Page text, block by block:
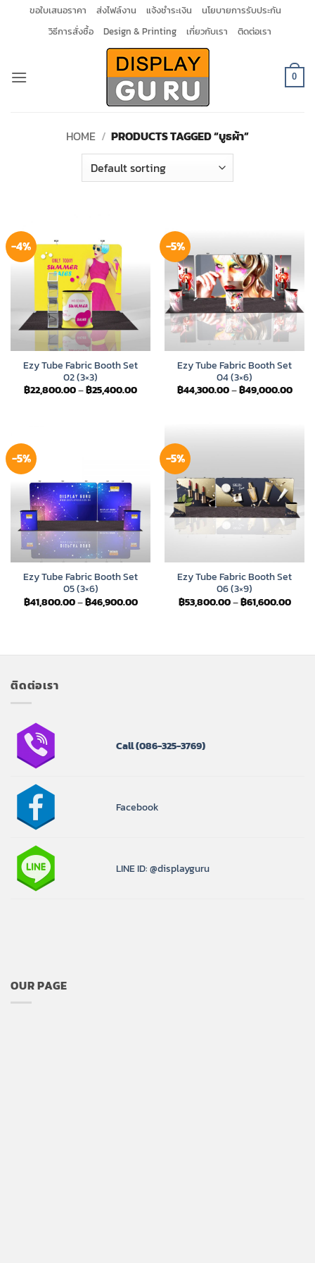
ขอใบเสนอราคา ส่งไฟล์งาน แจ้งชำระเงิน
นโยบายการรับประกัน
วิธีการสั่งซื้อ
Design & Printing เกี่ยวกับเรา ติดต่อเรา
0
HOME / PRODUCTS TAGGED “บูธผ้า”
-4%
Ezy Tube Fabric Booth Set
02 (3×3)
฿22,800.00–฿25,400.00Price
-5%
Ezy Tube Fabric Booth Set
04 (3×6)
฿44,300.00–฿49,000.00Price
-5%
Ezy Tube Fabric Booth Set
05 (3×6)
฿41,800.00–฿46,900.00Price
range:
-5%
Ezy Tube Fabric Booth Set
06 (3×9)
฿53,800.00–฿61,600.00Price
ติดต่อเรา
Call(086-325-3769)
Facebook
LINE ID: @displayguru
OUR PAGE